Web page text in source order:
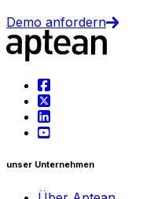
Demo anfordern
unser Unternehmen